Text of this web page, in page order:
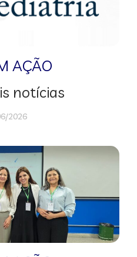
AÇÃO
notícias
2026